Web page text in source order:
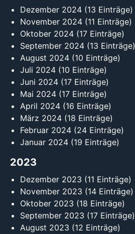
Dezember 2024 (13 Einträge)
November 2024 (11 Einträge)
Oktober 2024 (17 Einträge)
September 2024 (13 Einträge)
August 2024 (10 Einträge)
Juli 2024 (10 Einträge)
Juni 2024 (17 Einträge)
Mai 2024 (17 Einträge)
April 2024 (16 Einträge)
März 2024 (18 Einträge)
Februar 2024 (24 Einträge)
Januar 2024 (19 Einträge)
2023
Dezember 2023 (11 Einträge)
November 2023 (14 Einträge)
Oktober 2023 (18 Einträge)
September 2023 (17 Einträge)
August 2023 (12 Einträge)